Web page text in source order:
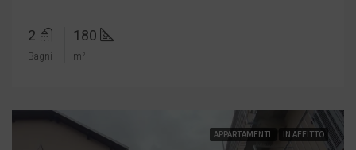
2
Bagni
180
m²
APPARTAMENTI IN AFFITTO